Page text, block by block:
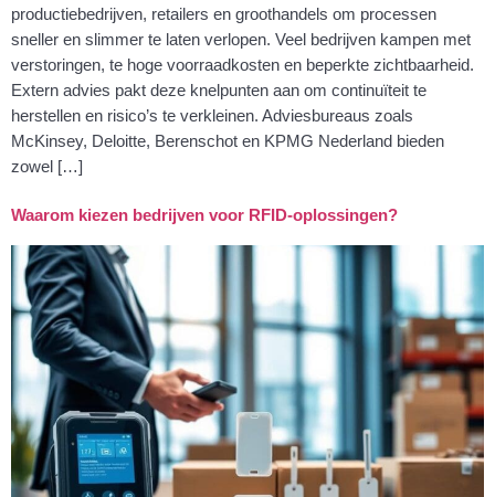
productiebedrijven, retailers en groothandels om processen
sneller en slimmer te laten verlopen. Veel bedrijven kampen met
verstoringen, te hoge voorraadkosten en beperkte zichtbaarheid.
Extern advies pakt deze knelpunten aan om continuïteit te
herstellen en risico’s te verkleinen. Adviesbureaus zoals
McKinsey, Deloitte, Berenschot en KPMG Nederland bieden
zowel […]
Waarom kiezen bedrijven voor RFID-oplossingen?